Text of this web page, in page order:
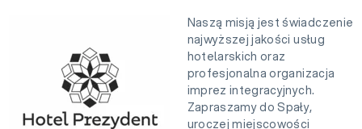
Naszą misją jest świadczenie
najwyższej jakości usług
hotelarskich oraz
profesjonalna organizacja
imprez integracyjnych.
Zapraszamy do Spały,
uroczej miejscowości